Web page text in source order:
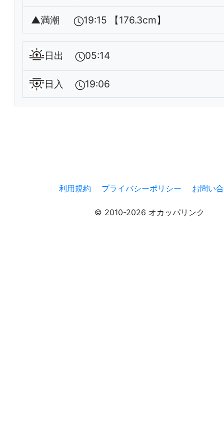
▲満潮 19:15 【176.3cm】
日出 05:14
日入 19:06
利用規約 プライバシーポリシー お問い
© 2010-2026 オカッパリンク